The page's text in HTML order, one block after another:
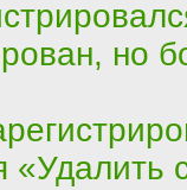
но
«Удалить